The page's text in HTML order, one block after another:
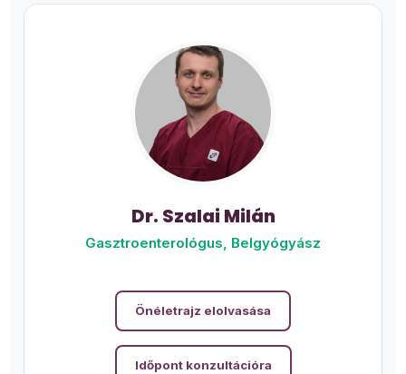
Dr. Szalai Milán
Gasztroenterológus, Belgyógyász
Önéletrajz elolvasása
Időpont konzultációra